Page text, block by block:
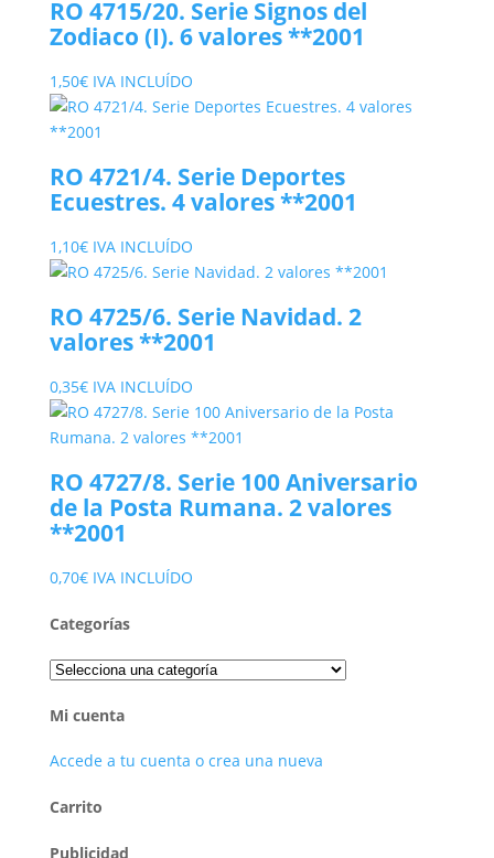
RO 4715/20. Serie Signos del
Zodiaco (I). 6 valores **2001
1,50€ IVA INCLUÍDO
RO 4721/4. Serie Deportes
Ecuestres. 4 valores **2001
1,10€ IVA INCLUÍDO
RO 4725/6. Serie Navidad. 2
valores **2001
0,35€ IVA INCLUÍDO
RO 4727/8. Serie 100 Aniversario
de la Posta Rumana. 2 valores
**2001
0,70€ IVA INCLUÍDO
Categorías
Mi cuenta
Accede a tu cuenta o crea una nueva
Carrito
Publicidad